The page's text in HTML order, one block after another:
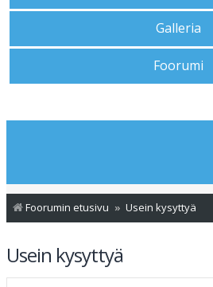
Galleria
Foorumi
Foorumin etusivu Usein kysyttyä
Usein kysyttyä